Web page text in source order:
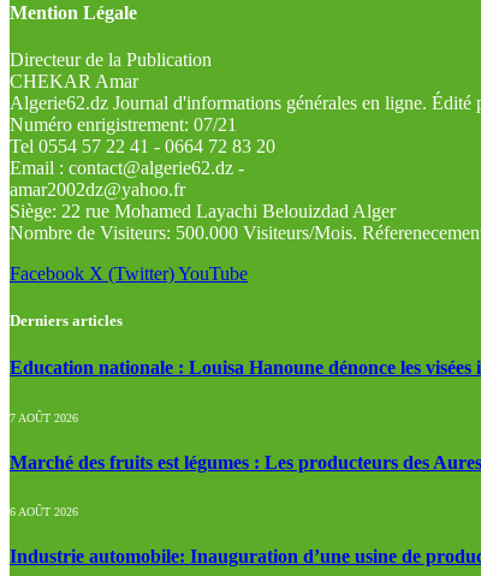
Mention Légale
Directeur de la Publication
CHEKAR Amar
Algerie62.dz Journal d'informations générales en ligne.
Numéro enrigistrement: 07/21
Tel 0554 57 22 41 - 0664 72 83 20
Email : contact@algerie62.dz -
amar2002dz@yahoo.fr
Siège: 22 rue Mohamed Layachi Belouizdad Alger
Nombre de Visiteurs: 500.000 Visiteurs/Mois.
Facebook X (Twitter)YouTube
Derniers articles
Education nationale : Louisa Hanoune dénonce les visées
7 AOÛT 2026
Marché des fruits est légumes : Les producteurs des
6 AOÛT 2026
Industrie automobile: Inauguration d’une usine de